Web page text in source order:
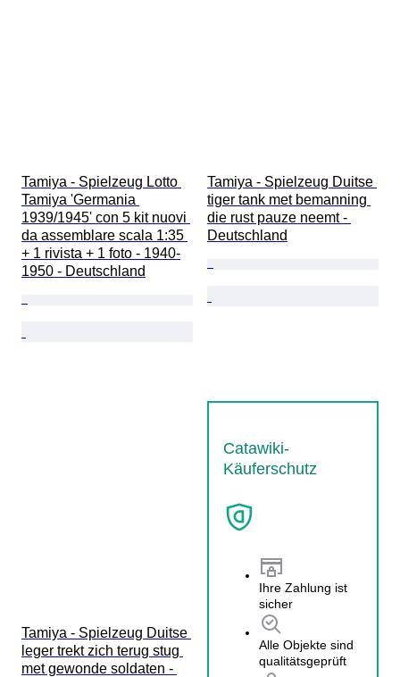
Tamiya - Spielzeug Lotto
Tamiya 'Germania
1939/1945' con 5 kit nuovi
da assemblare scala 1:35
+ 1 rivista + 1 foto - 1940-
1950 - Deutschland
Tamiya - Spielzeug Duitse
tiger tank met bemanning
die rust pauze neemt -
Deutschland
Tamiya - Spielzeug Duitse
leger trekt zich terug stug
met gewonde soldaten -
Catawiki-
Käuferschutz
Ihre Zahlung ist
sicher
Alle Objekte sind
qualitätsgeprüft